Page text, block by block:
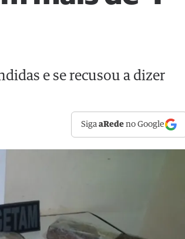
e se recusou a dizer
SigaaRede no Google